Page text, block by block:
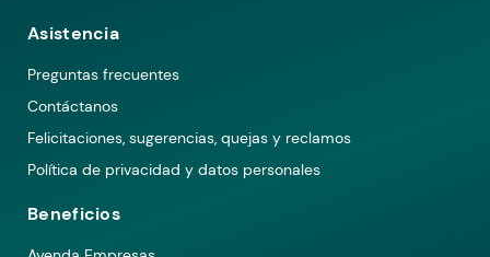
Asistencia
Preguntas frecuentes
Contáctanos
Felicitaciones, sugerencias, quejas y reclamos
Política de privacidad y datos personales
Beneficios